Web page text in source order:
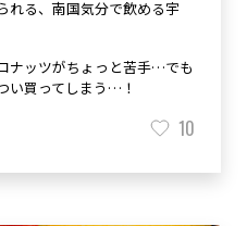
れる、南国気分で飲める宇
ナッツがちょっと苦手…でも
い買ってしまう…！
10